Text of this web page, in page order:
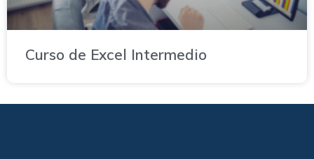
Curso de Excel Intermedio